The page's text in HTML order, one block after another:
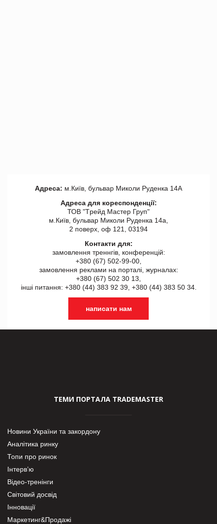
Адреса: м.Київ, бульвар Миколи Руденка 14А
Адреса для кореспонденції:
ТОВ "Tрейд Мастер Груп"
м.Київ, бульвар Миколи Руденка 14а,
2 поверх, оф 121, 03194
Контакти для:
замовлення треннгів, конференцій:
+380 (67) 502-99-00,
замовлення реклами на порталі, журналах:
+380 (67) 502 30 13,
інші питання: +380 (44) 383 92 39, +380 (44) 383 50 34.
написати нам
ТЕМИ ПОРТАЛА TRADEMASTER
Новини України та закордону
Аналітика ринку
Топи про ринок
Інтерв’ю
Відео-тренінги
Світовий досвід
Інновації
Маркетинг&Продажі